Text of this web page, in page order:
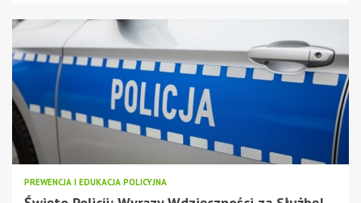
PREWENCJA I EDUKACJA POLICYJNA